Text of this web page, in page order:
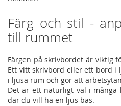
Färg och stil -
till rummet
Färgen på skrivbordet är viktig
Ett vitt skrivbord eller ett bord
i ljusa rum och gör att
Det är ett naturligt val i många
där du vill ha en ljus bas.